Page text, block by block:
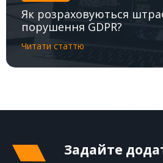
Як розраховуються
порушення GDPR?
Читати статтю
Задайте